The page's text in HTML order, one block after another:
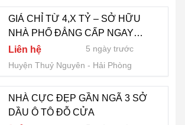
GIÁ CHỈ TỪ 4,X TỶ – SỞ HỮU
NHÀ PHỐ ĐẲNG CẤP NGAY
QUẢNG TRƯỜNG TRUNG TÂM
THỦY NGUYÊN
Liên hệ
5 ngày trước
Huyện Thuỷ Nguyên
Hải Phòng
NHÀ CỰC ĐẸP GẦN NGÃ 3 SỞ
DẦU Ô TÔ ĐỖ CỬA